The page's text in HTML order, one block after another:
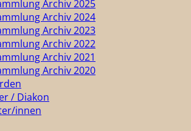
Archiv 2025
Archiv 2024
Archiv 2023
Archiv 2022
Archiv 2021
Archiv 2020
/ Diakon
innen